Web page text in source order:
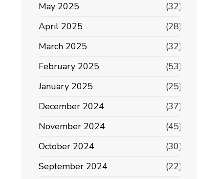
May 2025
(32)
April 2025
(28)
March 2025
(32)
February 2025
(53)
January 2025
(25)
December 2024
(37)
November 2024
(45)
October 2024
(30)
September 2024
(22)